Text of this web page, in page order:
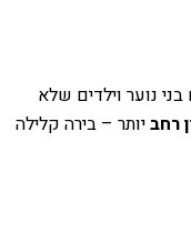
נוער וילדים שלא
רחביותר – בירה קלילה